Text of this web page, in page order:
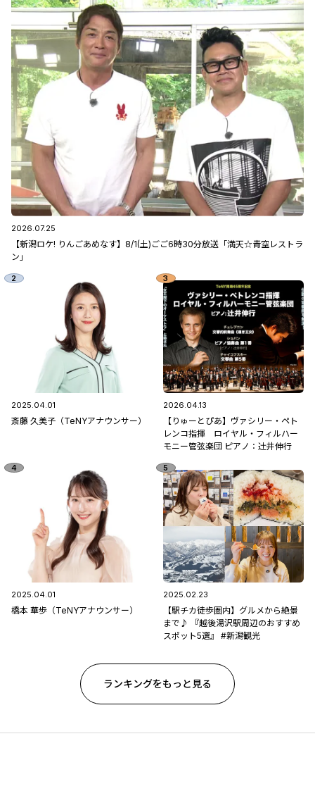
2026.07.25
【新潟ロケ! りんごあめなす】8/1(土)ごご6時30分放送「満天☆青空レストラ
ン」
2025.04.01
斎藤 久美子（TeNYアナウンサー）
2026.04.13
【りゅーとぴあ】ヴァシリー・ペト
レンコ指揮 ロイヤル・フィルハー
モニー管弦楽団 ピアノ：辻󠄀井伸行
2025.04.01
橋本 華歩（TeNYアナウンサー）
2025.02.23
【駅チカ徒歩圏内】グルメから絶景
まで♪ 『越後湯沢駅周辺のおすすめ
スポット5選』 #新潟観光
ランキングをもっと見る